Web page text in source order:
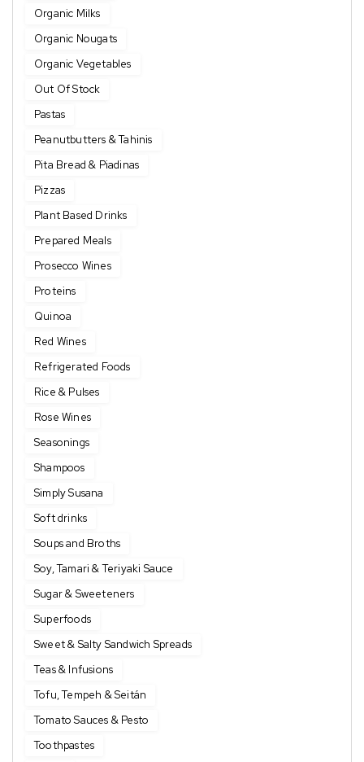
Organic Milks
Organic Nougats
Organic Vegetables
Out Of Stock
Pastas
Peanutbutters & Tahinis
Pita Bread & Piadinas
Pizzas
Plant Based Drinks
Prepared Meals
Prosecco Wines
Proteins
Quinoa
Red Wines
Refrigerated Foods
Rice & Pulses
Rose Wines
Seasonings
Shampoos
Simply Susana
Soft drinks
Soups and Broths
Soy, Tamari & Teriyaki Sauce
Sugar & Sweeteners
Superfoods
Sweet & Salty Sandwich Spreads
Teas & Infusions
Tofu, Tempeh & Seitán
Tomato Sauces & Pesto
Toothpastes